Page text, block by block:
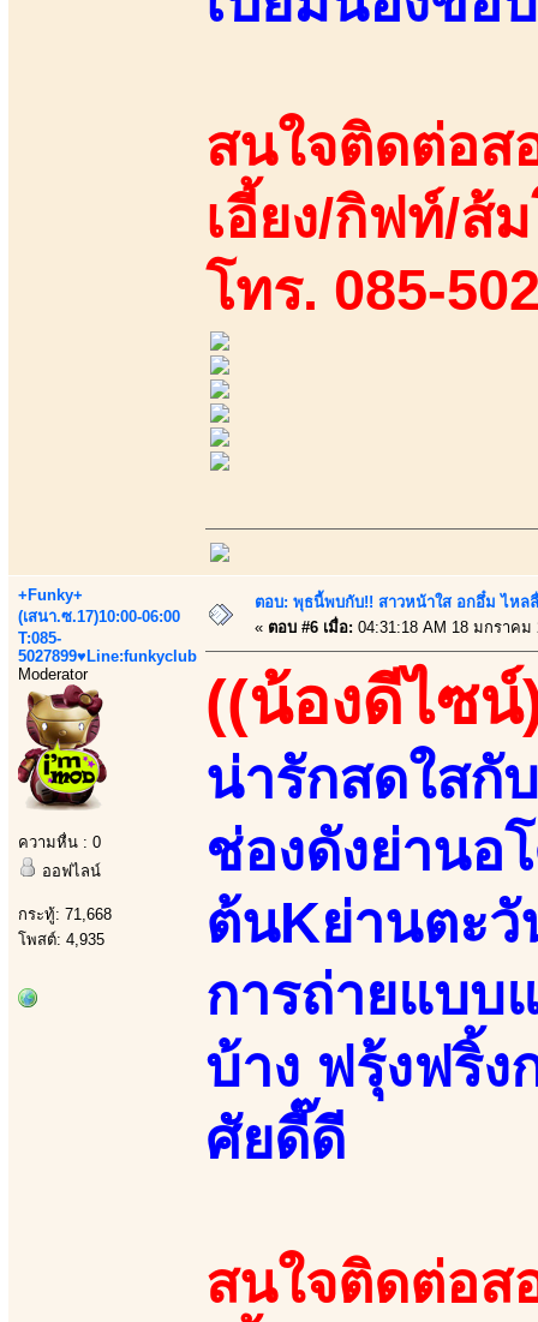
สนใจติดต่อส
เอี้ยง/กิฟท์/ส้
โทร. 085-
+Funky+
(เสนา.ซ.17)10:00-06:00
T:085-
5027899♥Line:funkyclub
Moderator
ความหื่น : 0
ออฟไลน์
กระทู้: 71,668
โพสต์: 4,935
ตอบ: พุธนี้พบกับ!! สาวหน้าใส อกอึ๋ม ไหล
« ตอบ #6 เมื่อ: 04:31:18 AM 18 มกราคม
((น้องดีไซน์
น่ารักสดใสกั
ช่องดังย่านอ
ต้นKย่านตะวั
การถ่ายแบบ
บ้าง ฟรุ้งฟริ้ง
ศัยดี๊ดี
สนใจติดต่อส